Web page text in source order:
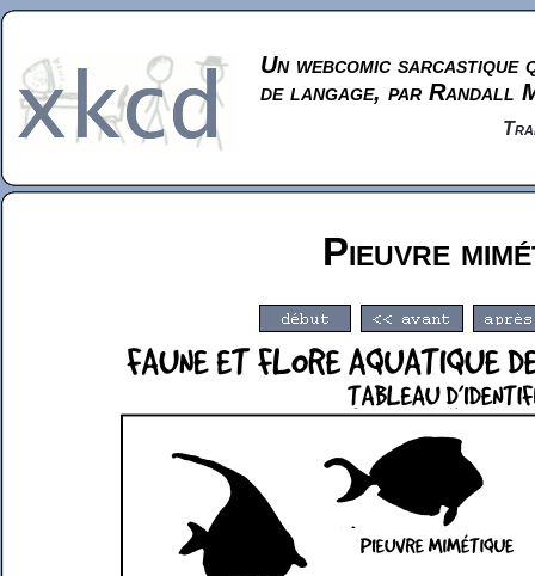
Un webcomic sarcastique
de langage, par Randall
Pieuvre